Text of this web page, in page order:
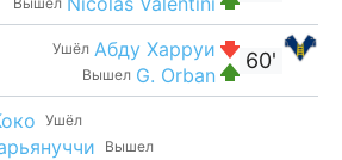
60'
Ушёл Абду Харруи
Вышел G. Orban
Ушёл
Вышел